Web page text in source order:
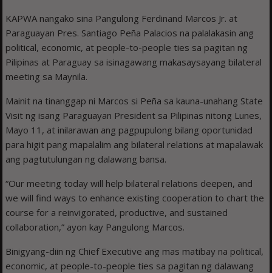
KAPWA nangako sina Pangulong Ferdinand Marcos Jr. at
Paraguayan Pres. Santiago Peña Palacios na palalakasin ang
political, economic, at people-to-people ties sa pagitan ng
Pilipinas at Paraguay sa isinagawang makasaysayang bilateral
meeting sa Maynila.
Mainit na tinanggap ni Marcos si Peña sa kauna-unahang State
Visit ng isang Paraguayan President sa Pilipinas nitong Lunes,
Mayo 11, at inilarawan ang pagpupulong bilang oportunidad
para higit pang mapalalim ang bilateral relations at mapalawak
ang pagtutulungan ng dalawang bansa.
“Our meeting today will help bilateral relations deepen, and
we will find ways to enhance existing cooperation to chart the
course for a reinvigorated, productive, and sustained
collaboration,” ayon kay Pangulong Marcos.
Binigyang-diin ng Chief Executive ang mas matibay na political,
economic, at people-to-people ties sa pagitan ng dalawang